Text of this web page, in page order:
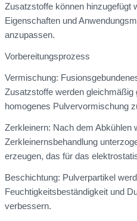
Zusatzstoffe können hinzugefügt
Eigenschaften und
anzupassen.
Vorbereitungsprozess
Vermischung:
Zusatzstoffe werden gleichmäßig
homogenes Pulvervormischung
Zerkleinern: Nach dem Abkühlen
Zerkleinernsbehandlung
erzeugen, das für das
Beschichtung: Pulverpartikel
Feuchtigkeitsbeständigkeit und
verbessern.